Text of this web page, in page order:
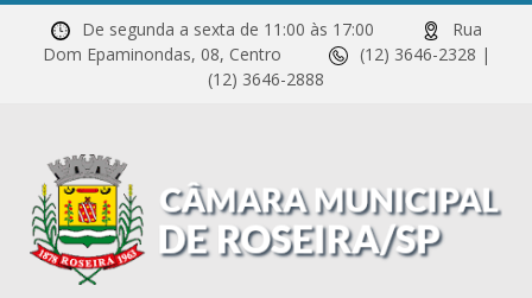
De segunda a sexta de 11:00 às 17:00
Rua
Dom Epaminondas, 08, Centro
(12) 3646-2328 |
(12) 3646-2888